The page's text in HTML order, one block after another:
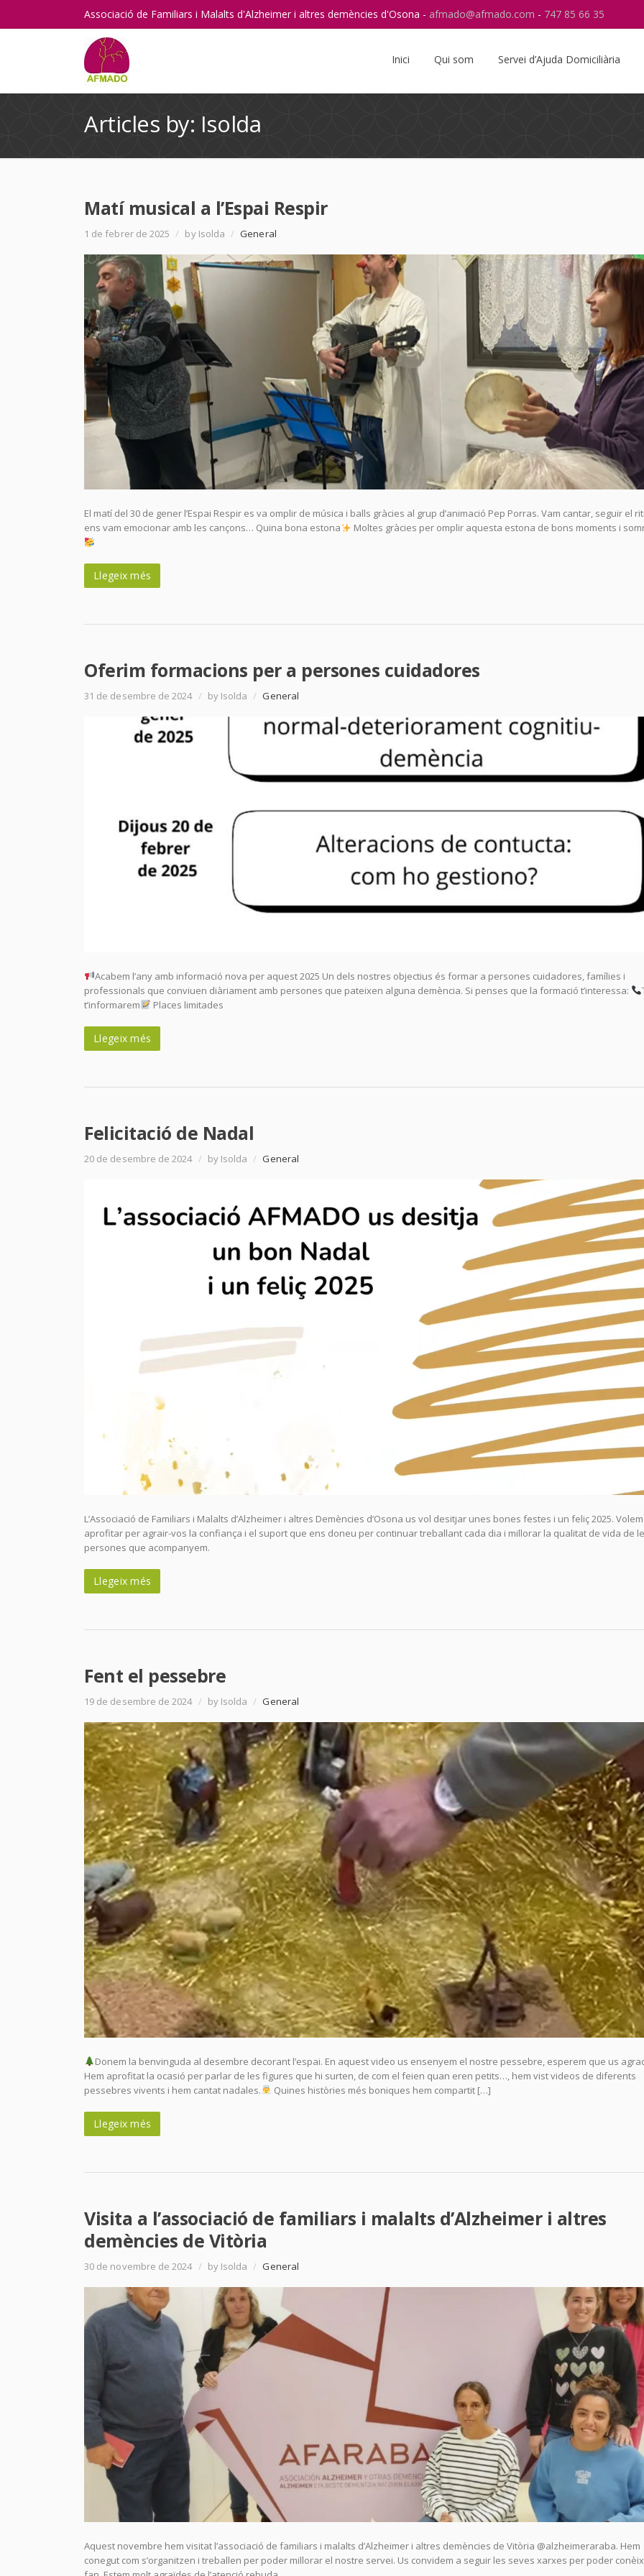
Associació de Familiars i Malalts d'Alzheimer i altres demències d'Osona - afmado@afmado.com - 747 85 66 35
Instagram
RSS
Inici Qui som Servei d’Ajuda Domiciliària
Articles by: Isolda
Matí musical a l’Espai Respir
1 de febrer de 2025 / by Isolda / General
El matí del 30 de gener l’Espai Respir es va omplir de música i balls gràcies al grup d’animació Pep Porras. Vam cantar, seguir el
ens vam emocionar amb les cançons… Quina bona estona
Moltes gràcies per omplir aquesta estona de bons moments i
Llegeix més
Oferim formacions per a persones cuidadores
31 de desembre de 2024 / by Isolda / General
Acabem l’any amb informació nova per aquest 2025 Un dels nostres objectius és formar a persones cuidadores, famílies i
professionals que conviuen diàriament amb persones que pateixen alguna demència. Si penses que la formació t’interessa:
t’informarem
Places limitades
Llegeix més
Felicitació de Nadal
20 de desembre de 2024 / by Isolda / General
L’Associació de Familiars i Malalts d’Alzheimer i altres Demències d’Osona us vol desitjar unes bones festes i un feliç 2025. Volem
aprofitar per agrair-vos la confiança i el suport que ens doneu per continuar treballant cada dia i millorar la qualitat de vida de
persones que acompanyem.
Llegeix més
Fent el pessebre
19 de desembre de 2024 / by Isolda / General
Donem la benvinguda al desembre decorant l’espai. En aquest video us ensenyem el nostre pessebre, esperem que us
Hem aprofitat la ocasió per parlar de les figures que hi surten, de com el feien quan eren petits…, hem vist videos de diferents
pessebres vivents i hem cantat nadales.
Quines històries més boniques hem compartit […]
Llegeix més
Visita a l’associació de familiars i malalts d’Alzheimer i altres
demències de Vitòria
30 de novembre de 2024 / by Isolda / General
Aquest novembre hem visitat l’associació de familiars i malalts d’Alzheimer i altres demències de Vitòria @alzheimeraraba. Hem
conegut com s’organitzen i treballen per poder millorar el nostre servei. Us convidem a seguir les seves xarxes per poder